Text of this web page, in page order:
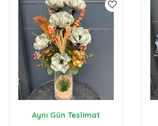
Aynı Gün Teslimat